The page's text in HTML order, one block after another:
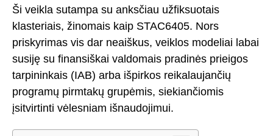
Ši veikla sutampa su anksčiau užfiksuotais
klasteriais, žinomais kaip STAC6405. Nors
priskyrimas vis dar neaiškus, veiklos modeliai labai
susiję su finansiškai valdomais pradinės prieigos
tarpininkais (IAB) arba išpirkos reikalaujančių
programų pirmtakų grupėmis, siekiančiomis
įsitvirtinti vėlesniam išnaudojimui.